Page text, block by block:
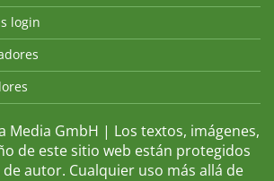
login
Media GmbH | Los textos, imágenes,
de este sitio web están protegidos
autor. Cualquier uso más allá de